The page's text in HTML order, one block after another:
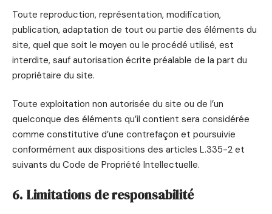
Toute reproduction, représentation, modification,
publication, adaptation de tout ou partie des éléments du
site, quel que soit le moyen ou le procédé utilisé, est
interdite, sauf autorisation écrite préalable de la part du
propriétaire du site.
Toute exploitation non autorisée du site ou de l’un
quelconque des éléments qu’il contient sera considérée
comme constitutive d’une contrefaçon et poursuivie
conformément aux dispositions des articles L.335-2 et
suivants du Code de Propriété Intellectuelle.
6. Limitations de responsabilité